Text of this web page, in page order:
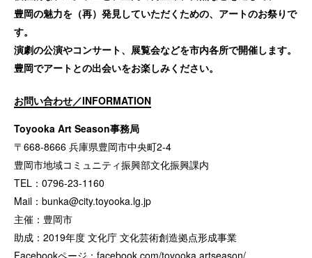
豊岡の魅力を（再）発見していただくための、アートのお祭りで
す。
演劇の公演やコンサート、展覧会などを市内各所で開催します。
豊岡でアートとの出会いをお楽しみください。
お問い合わせ／INFORMATION
Toyooka Art Season事務局
〒668-8666 兵庫県豊岡市中央町2-4
豊岡市地域コミュニティ振興部文化振興課内
TEL：0796-23-1160
Mail： bunka@city.toyooka.lg.jp
主催：豊岡市
助成：2019年度 文化庁 文化芸術創造拠点形成事業